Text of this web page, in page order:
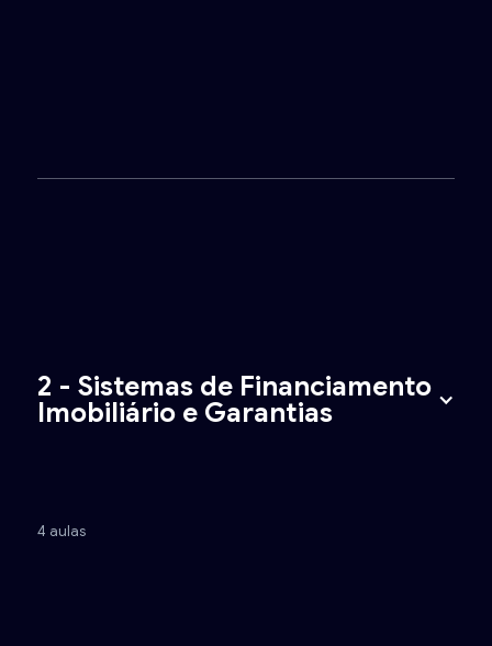
2 - Sistemas de Financiamento
Imobiliário e Garantias
4 aulas